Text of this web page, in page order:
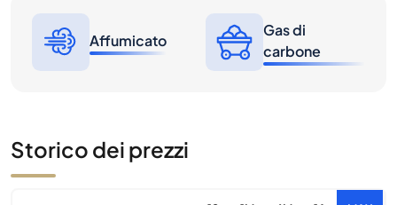
Affumicato
Gas di
carbone
Storico dei prezzi